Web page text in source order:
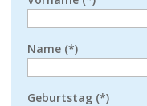
Name (*)
Geburtstag (*)